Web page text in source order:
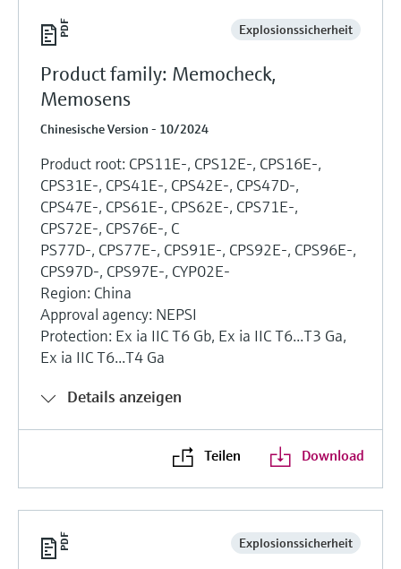
Explosionssicherheit
Product family: Memocheck,
Memosens
Chinesische Version - 10/2024
Product root: CPS11E-, CPS12E-, CPS16E-,
CPS31E-, CPS41E-, CPS42E-, CPS47D-,
CPS47E-, CPS61E-, CPS62E-, CPS71E-,
CPS72E-, CPS76E-, C
PS77D-, CPS77E-, CPS91E-, CPS92E-, CPS96E-,
CPS97D-, CPS97E-, CYP02E-
Region: China
Approval agency: NEPSI
Protection: Ex ia IIC T6 Gb, Ex ia IIC T6...T3 Ga,
Ex ia IIC T6...T4 Ga
Details anzeigen
Teilen Download
Explosionssicherheit